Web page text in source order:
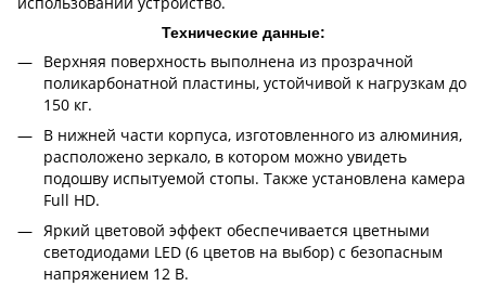
Технические данные:
Верхняя поверхность выполнена из прозрачной
поликарбонатной пластины, устойчивой к нагрузкам до
150 кг.
В нижней части корпуса, изготовленного из алюминия,
расположено зеркало, в котором можно увидеть
подошву испытуемой стопы. Также установлена камера
Full HD.
Яркий цветовой эффект обеспечивается цветными
светодиодами LED (6 цветов на выбор) с безопасным
напряжением 12 В.